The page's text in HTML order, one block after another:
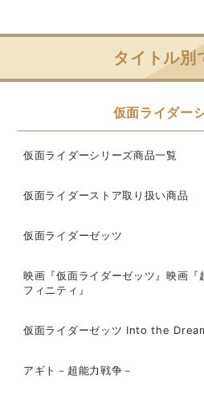
タイトル別
仮面ライダー
仮面ライダーシリーズ商品一覧
仮面ライダーストア取り扱い商品
仮面ライダーゼッツ
映画『仮面ライダーゼッツ』映画『
フィニティ』
仮面ライダーゼッツ Into the
アギト－超能力戦争－